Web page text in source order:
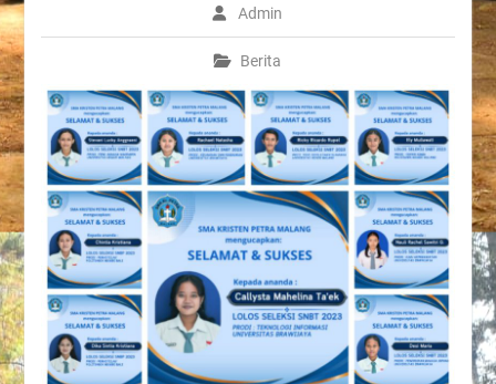
Admin
Berita